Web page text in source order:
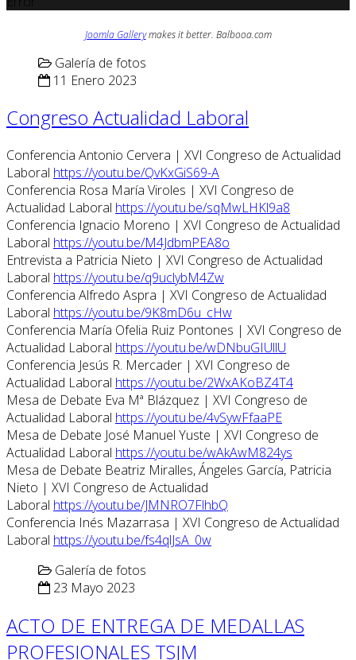
Joomla Gallerymakes it better. Balbooa.com
Galería de fotos
11 Enero 2023
Congreso Actualidad Laboral
Conferencia Antonio Cervera | XVI Congreso de Actualidad
Laboral https://youtu.be/QvKxGiS69-A
Conferencia Rosa María Viroles | XVI Congreso de
Actualidad Laboral https://youtu.be/sqMwLHKl9a8
Conferencia Ignacio Moreno | XVI Congreso de Actualidad
Laboral https://youtu.be/M4JdbmPEA8o
Entrevista a Patricia Nieto | XVI Congreso de Actualidad
Laboral https://youtu.be/q9uclybM4Zw
Conferencia Alfredo Aspra | XVI Congreso de Actualidad
Laboral https://youtu.be/9K8mD6u_cHw
Conferencia María Ofelia Ruiz Pontones | XVI Congreso de
Actualidad Laboral https://youtu.be/wDNbuGIUllU
Conferencia Jesús R. Mercader | XVI Congreso de
Actualidad Laboral https://youtu.be/2WxAKoBZ4T4
Mesa de Debate Eva Mª Blázquez | XVI Congreso de
Actualidad Laboral https://youtu.be/4vSywFfaaPE
Mesa de Debate José Manuel Yuste | XVI Congreso de
Actualidad Laboral https://youtu.be/wAkAwM824ys
Mesa de Debate Beatriz Miralles, Ángeles García, Patricia
Nieto | XVI Congreso de Actualidad
Laboral https://youtu.be/JMNRO7FlhbQ
Conferencia Inés Mazarrasa | XVI Congreso de Actualidad
Laboral https://youtu.be/fs4qlJsA_0w
Galería de fotos
23 Mayo 2023
ACTO DE ENTREGA DE MEDALLAS
PROFESIONALES TSJM